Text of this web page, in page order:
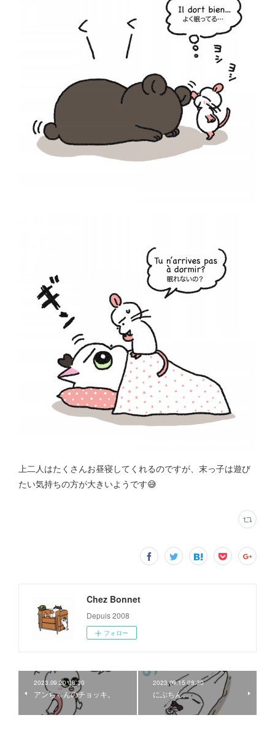
上二人はたくさんお昼寝してくれるのですが、末っ子は遊び
たい気持ちの方が大きいようです😅
Chez Bonnet
Depuis 2008
フォロー
2023.09.20 08:30
アンちゃんのチョッキ。
2023.09.15 08:30
にぶちん。